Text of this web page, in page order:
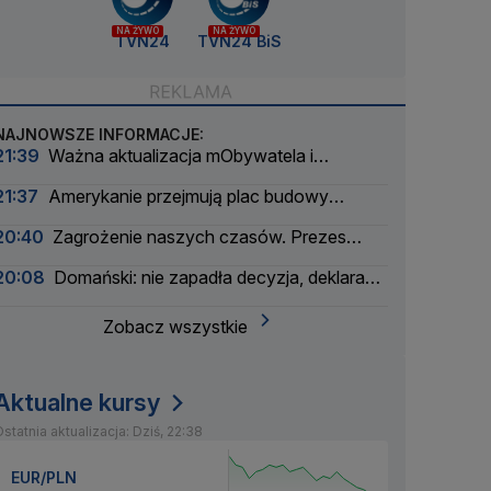
NA ŻYWO
TVN24
NA ŻYWO
TVN24 BiS
INFORMACJE:
Ważna aktualizacja mObywatela i
Amerykanie przejmują plac budowy
Zagrożenie naszych czasów. Prezes
Domański: nie zapadła decyzja, deklaracja
Zobacz wszystkie
kursy
aktualizacja: Dziś, 22:38
EUR/PLN